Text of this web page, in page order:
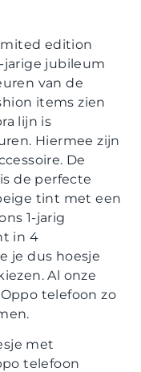
edition
jarige jubileum
van de
items zien
lijn is
Hiermee zijn
De
de perfecte
tint met een
1-jarig
in 4
je dus hoesje
Al onze
telefoon zo
met
telefoon